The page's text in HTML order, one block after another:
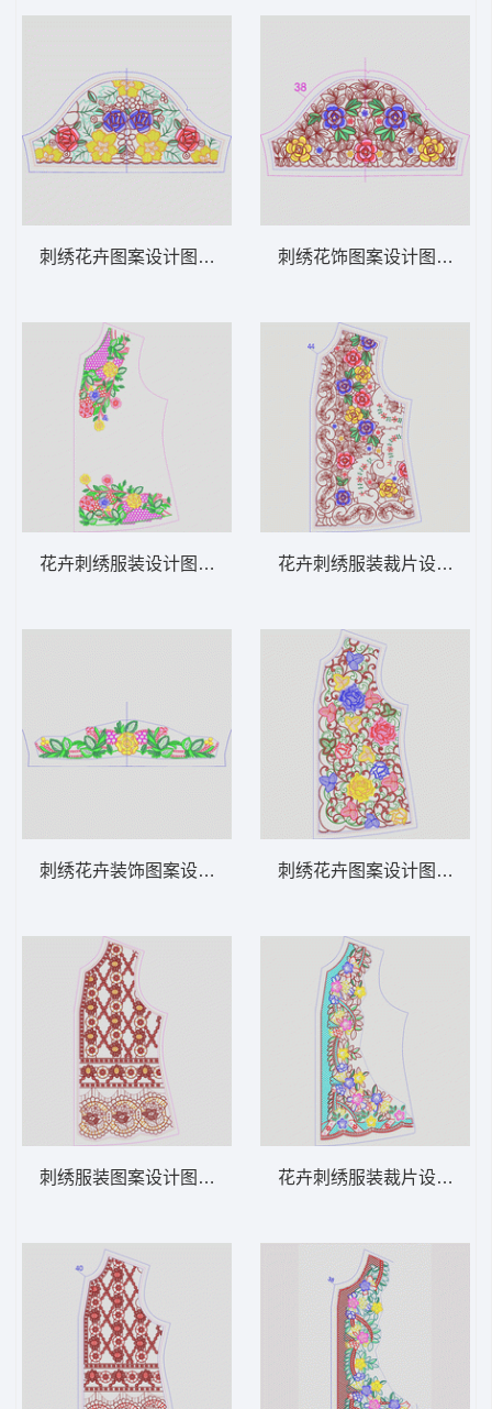
刺绣花卉图案设计图 领 衣边下摆 中东阿拉
花卉刺绣服装设计图 领 衣边下摆 中东阿拉
刺绣花卉装饰图案设计图 领 衣边下摆 中东
刺绣服装图案设计图 领 衣边下摆 中东阿拉
刺绣花饰图案设计图 领 衣
花卉刺绣服装裁片设计图
刺绣花卉图案设计图 领 衣
花卉刺绣服装裁片设计图